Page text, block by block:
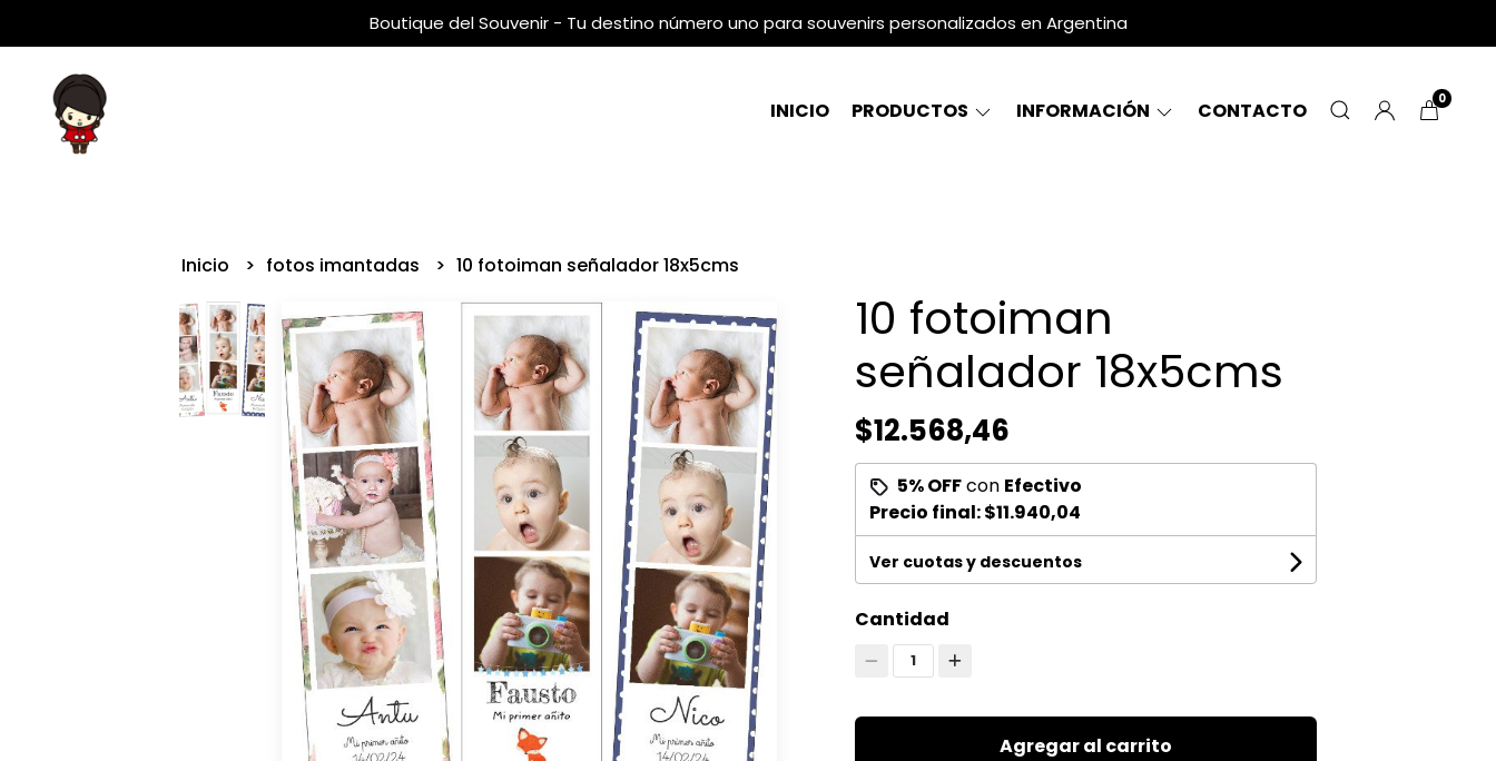
Boutique del Souvenir - Tu destino número uno para souvenirs personalizados en Argentina
INICIO PRODUCTOS INFORMACIÓN CONTACTO 0
Inicio fotos imantadas 10 fotoiman señalador 18x5cms
10 fotoiman
señalador 18x5cms
$12.568,46
5% OFFcon Efectivo
Precio final:$11.940,04
Ver cuotas y descuentos
Cantidad
1
Agregar al carrito